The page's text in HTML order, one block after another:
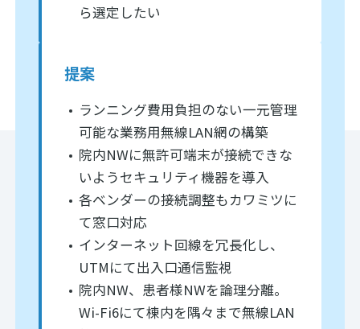
ら選定したい
提案
ランニング費用負担のない一元管理
可能な業務用無線LAN網の構築
院内NWに無許可端末が接続できな
いようセキュリティ機器を導入
各ベンダーの接続調整もカワミツに
て窓口対応
インターネット回線を冗長化し、
UTMにて出入口通信監視
院内NW、患者様NWを論理分離。
Wi-Fi6にて棟内を隅々まで無線LAN